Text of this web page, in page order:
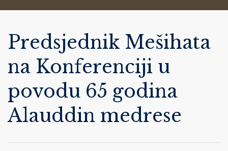
Predsjednik Mešihata
na Konferenciji u
povodu 65 godina
Alauddin medrese